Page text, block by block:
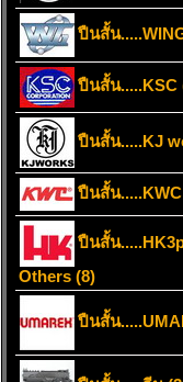
ปืนสั้น
ปืนสั้น.....KSC
ปืนสั้น.....KJ
ปืนสั้น
ปืนสั้น
Others (8)
ปืนสั้น